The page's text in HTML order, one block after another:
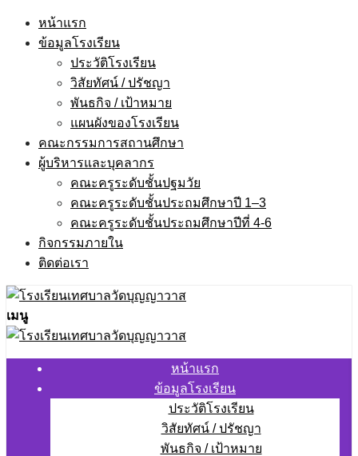
Skip
หน้าแรก
ข้อมูลโรงเรียน
ประวัติโรงเรียน
วิสัยทัศน์ / ปรัชญา
พันธกิจ / เป้าหมาย
แผนผังของโรงเรียน
คณะกรรมการสถานศึกษา
ผู้บริหารและบุคลากร
คณะครูระดับชั้นปฐมวัย
คณะครูระดับชั้นประถมศึกษาปี 1–3
คณะครูระดับชั้นประถมศึกษาปีที่ 4-6
กิจกรรมภายใน
ติดต่อเรา
เมนู
หน้าแรก
ข้อมูลโรงเรียน
ประวัติโรงเรียน
วิสัยทัศน์ / ปรัชญา
พันธกิจ / เป้าหมาย